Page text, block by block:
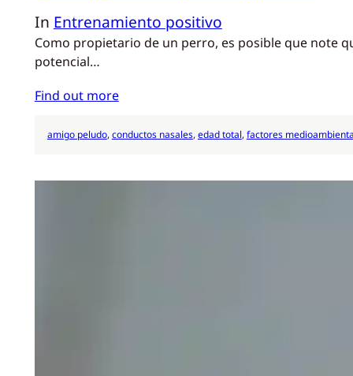
In Entrenamiento positivo
Como propietario de un perro, es posible que note
potencial…
Find out more
amigo peludo, conductos nasales, edad total, factores